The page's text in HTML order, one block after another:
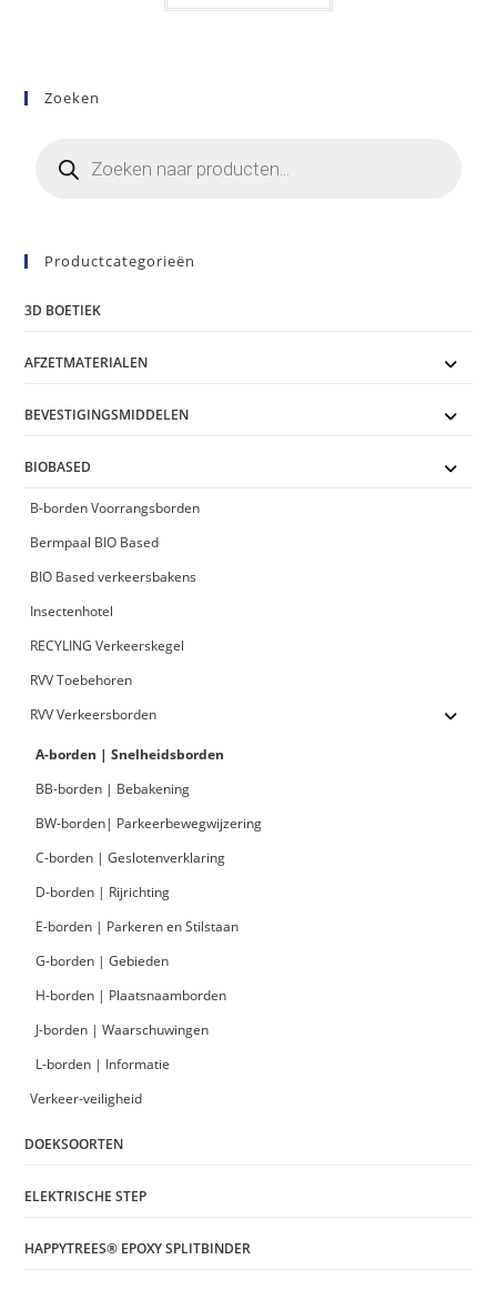
€149,00heeft
Zoeken
zoeken
Productcategorieën
3D BOETIEK
AFZETMATERIALEN
BEVESTIGINGSMIDDELEN
BIOBASED
B-borden Voorrangsborden
Bermpaal BIO Based
BIO Based verkeersbakens
Insectenhotel
RECYLING Verkeerskegel
RVV Toebehoren
RVV Verkeersborden
A-borden | Snelheidsborden
BB-borden | Bebakening
BW-borden| Parkeerbewegwijzering
C-borden | Geslotenverklaring
D-borden | Rijrichting
E-borden | Parkeren en Stilstaan
G-borden | Gebieden
H-borden | Plaatsnaamborden
J-borden | Waarschuwingen
L-borden | Informatie
Verkeer-veiligheid
DOEKSOORTEN
ELEKTRISCHE STEP
HAPPYTREES® EPOXY SPLITBINDER